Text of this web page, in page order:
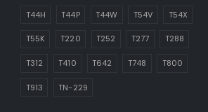
T44H T44P T44W T54V T54X
T55K T220 T252 T277 T288
T312 T410 T642 T748 T800
T913 TN-229